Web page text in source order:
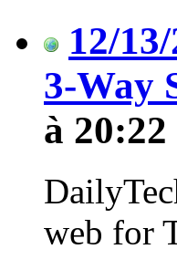
12/
3-Way
à 20:22
web for